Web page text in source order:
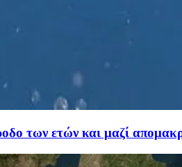
των ετών και μαζί